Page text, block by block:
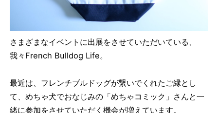
さまざまなイベントに出展をさせていただいている、
我々French Bulldog Life。
最近は、フレンチブルドッグが繋いでくれたご縁とし
て、めちゃ犬でおなじみの「めちゃコミック」さんと一
緒に参加をさせていただく機会が増えています。